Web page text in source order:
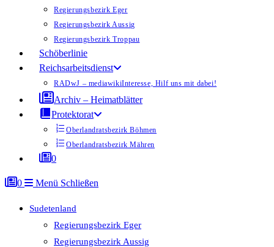
Regierungsbezirk Eger
Regierungsbezirk Aussig
Regierungsbezirk Troppau
Schöberlinie
Reichsarbeitsdienst
RADwJ – mediawikiInteresse, Hilf uns mit dabei!
Archiv – Heimatblätter
Protektorat
Oberlandratsbezirk Böhmen
Oberlandratsbezirk Mähren
0
0 Menü Schließen
Sudetenland
Regierungsbezirk Eger
Regierungsbezirk Aussig